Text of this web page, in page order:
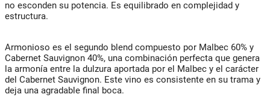
no esconden su potencia. Es equilibrado en complejidad y
estructura.
Armonioso es el segundo blend compuesto por Malbec 60% y
Cabernet Sauvignon 40%, una combinación perfecta que genera
la armonía entre la dulzura aportada por el Malbec y el carácter
del Cabernet Sauvignon. Este vino es consistente en su trama y
deja una agradable final boca.